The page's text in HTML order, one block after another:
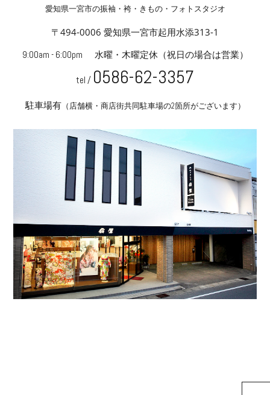
愛知県一宮市の振袖・袴・きもの・フォトスタジオ
〒494-0006 愛知県一宮市起用水添313-1
9:00am - 6:00pm 水曜・木曜定休（祝日の場合は営業）
tel / 0586-62-3357
駐車場有（店舗横・商店街共同駐車場の2箇所がございます）